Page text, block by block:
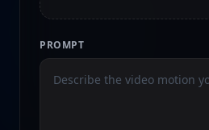
PROMPT